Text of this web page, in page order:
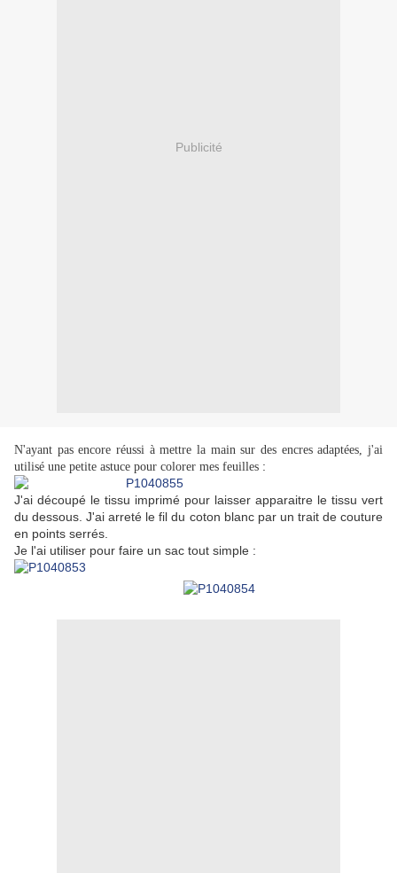
Publicité
N'ayant pas encore réussi à mettre la main sur des encres adaptées, j'ai
utilisé une petite astuce pour colorer mes feuilles :
J'ai découpé le tissu imprimé pour laisser apparaitre le tissu vert
du dessous. J'ai arreté le fil du coton blanc par un trait de couture
en points serrés.
Je l'ai utiliser pour faire un sac tout simple :